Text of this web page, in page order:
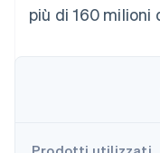
Connections
collegati
Product roadmap
più di 160 milioni